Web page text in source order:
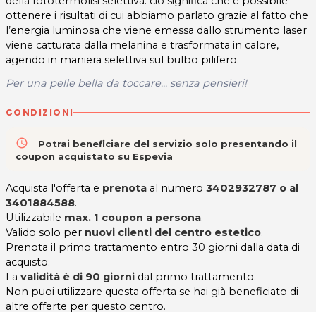
ottenere i risultati di cui abbiamo parlato grazie al fatto che
l’energia luminosa che viene emessa dallo strumento laser
viene catturata dalla melanina e trasformata in calore,
agendo in maniera selettiva sul bulbo pilifero.
Per una pelle bella da toccare... senza pensieri!
CONDIZIONI
access_time
Potrai beneficiare del servizio solo presentando il
coupon acquistato su Espevia
Acquista l'offerta e prenota al numero 3402932787 o al
3401884588.
Utilizzabile max. 1 coupon a persona.
Valido solo per nuovi clienti del centro estetico.
Prenota il primo trattamento entro 30 giorni dalla data di
acquisto.
La validità è di 90 giorni dal primo trattamento.
Non puoi utilizzare questa offerta se hai già beneficiato di
altre offerte per questo centro.